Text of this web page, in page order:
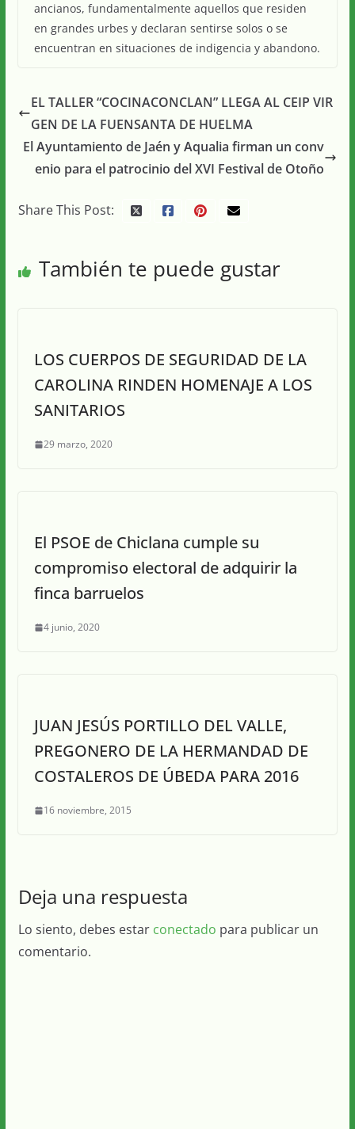
ancianos, fundamentalmente aquellos que residen
en grandes urbes y declaran sentirse solos o se
encuentran en situaciones de indigencia y abandono.
EL TALLER “COCINACONCLAN” LLEGA AL CEIP VIR
GEN DE LA FUENSANTA DE HUELMA
El Ayuntamiento de Jaén y Aqualia firman un conv
enio para el patrocinio del XVI Festival de Otoño
Share This Post:
También te puede gustar
LOS CUERPOS DE SEGURIDAD DE LA
CAROLINA RINDEN HOMENAJE A LOS
SANITARIOS
29 marzo, 2020
El PSOE de Chiclana cumple su
compromiso electoral de adquirir la
finca barruelos
4 junio, 2020
JUAN JESÚS PORTILLO DEL VALLE,
PREGONERO DE LA HERMANDAD DE
COSTALEROS DE ÚBEDA PARA 2016
16 noviembre, 2015
Deja una respuesta
Lo siento, debes estar conectado para publicar un
comentario.